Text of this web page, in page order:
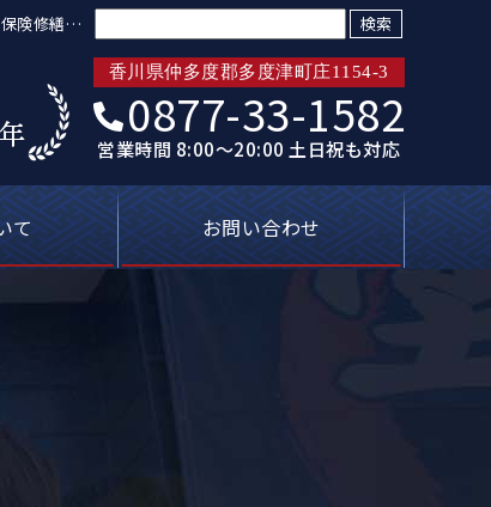
険修繕も
香川県仲多度郡多度津町庄1154-3
0877-33-1582
営業時間 8:00～20:00 土日祝も対応
て お問い合わせ